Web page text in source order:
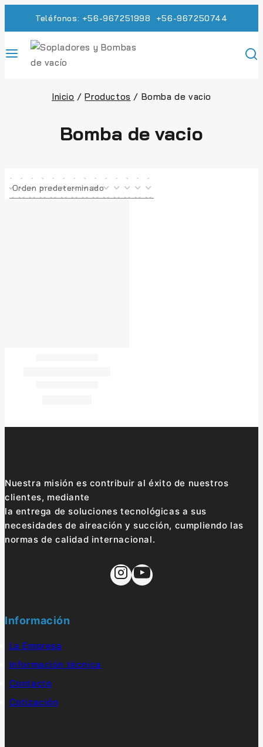
Teléfonos: +56-967251998 +56-967250744
Inicio / Productos / Bomba de vacio
Bomba de vacio
Nuestra misión es contribuir al éxito de nuestros
clientes, mediante
la entrega de soluciones tecnológicas a sus
necesidades de aireación y succión, cumpliendo las
normas de calidad internacional.
Información
La Empresa
Información técnica
Contacto
Cotización